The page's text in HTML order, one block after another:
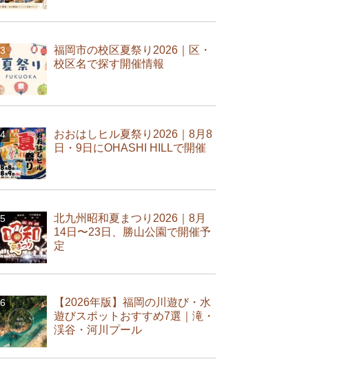
福岡市の校区夏祭り2026｜区・
校区名で探す開催情報
おおはしヒル夏祭り2026｜8月8
日・9日にOHASHI HILLで開催
北九州昭和夏まつり2026｜8月
14日〜23日、勝山公園で開催予
定
【2026年版】福岡の川遊び・水
遊びスポットおすすめ7選｜滝・
渓谷・河川プール